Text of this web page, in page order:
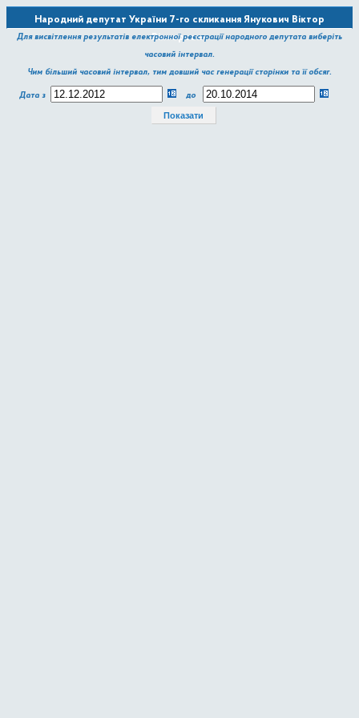
Народний депутат України 7-го скликання Янукович Віктор
Вікторович
Для висвітлення результатів електронної реєстрації народного депутата виберіть
часовий інтервал.
Чим більший часовий інтервал, тим довший час генерації сторінки та її обсяг.
Дата з до